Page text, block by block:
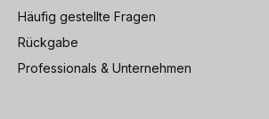
Häufig gestellte Fragen
Rückgabe
Professionals & Unternehmen